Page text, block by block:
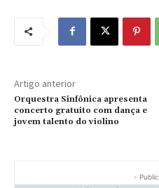
Artigo anterior
Orquestra Sinfônica apresenta
concerto gratuito com dança e
jovem talento do violino
-